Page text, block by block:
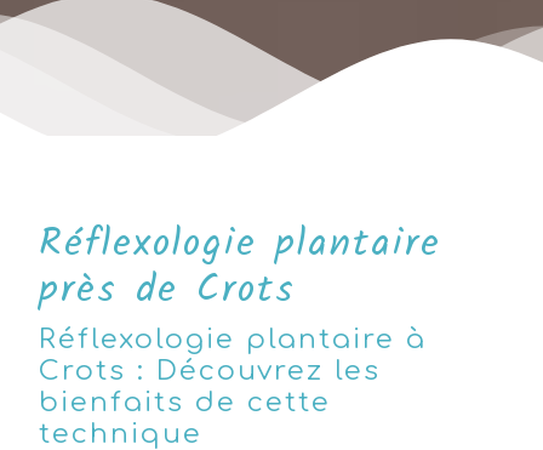
Réflexologie plantaire
près de Crots
Réflexologie plantaire à
Crots : Découvrez les
bienfaits de cette
technique